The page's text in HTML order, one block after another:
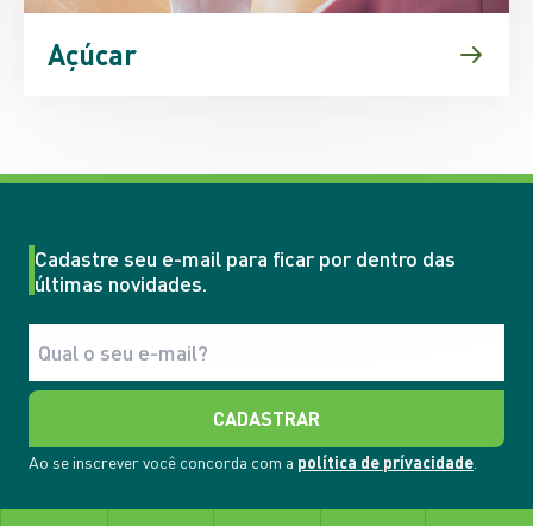
Açúcar
Cadastre seu e-mail para ficar por dentro das
últimas novidades.
CADASTRAR
Ao se inscrever você concorda com a política de prívacidade